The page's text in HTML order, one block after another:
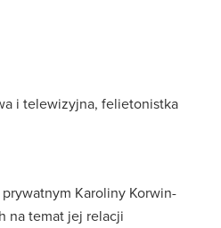
i telewizyjna, felietonistka
Karoliny Korwin-
na temat jej relacji